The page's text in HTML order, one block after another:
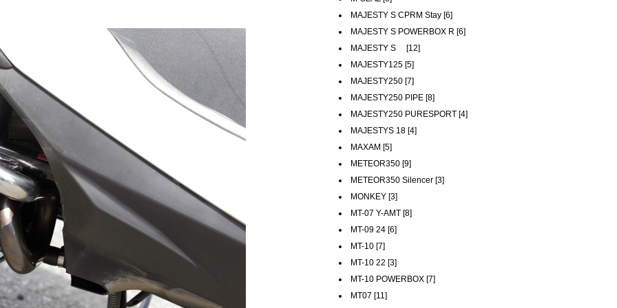
MAJESTY S CPRM Stay [6]
MAJESTY S POWERBOX R [6]
MAJESTY S [12]
MAJESTY125 [5]
MAJESTY250 [7]
MAJESTY250 PIPE [8]
MAJESTY250 PURESPORT [4]
MAJESTYS 18 [4]
MAXAM [5]
METEOR350 [9]
METEOR350 Silencer [3]
MONKEY [3]
MT-07 Y-AMT [8]
MT-09 24 [6]
MT-10 [7]
MT-10 22 [3]
MT-10 POWERBOX [7]
MT07 [11]